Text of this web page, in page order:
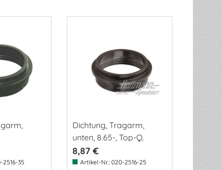
2516-35
Dichtung, Tragarm,
unten, 8.65-, Top-Q.
8,87 €
Artikel-Nr.: 020-2516-25